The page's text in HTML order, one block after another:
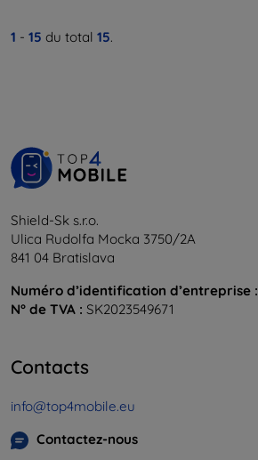
1 - 15 du total 15.
Shield-Sk s.r.o.
Ulica Rudolfa Mocka 3750/2A
841 04 Bratislava
Numéro d’identification d’entreprise :
N° de TVA : SK2023549671
Contacts
info@top4mobile.eu
Contactez-nous